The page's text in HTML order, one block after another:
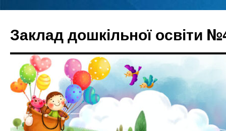
вмісту
Заклад дошкільної освіти